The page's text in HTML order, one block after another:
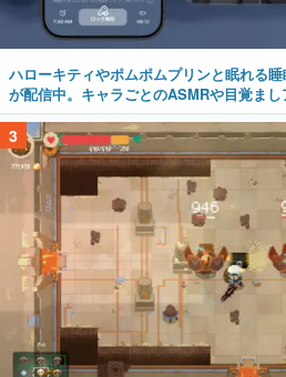
ハローキティやポムポムプリンと眠れる
が配信中。キャラごとのASMRや目覚ま
3